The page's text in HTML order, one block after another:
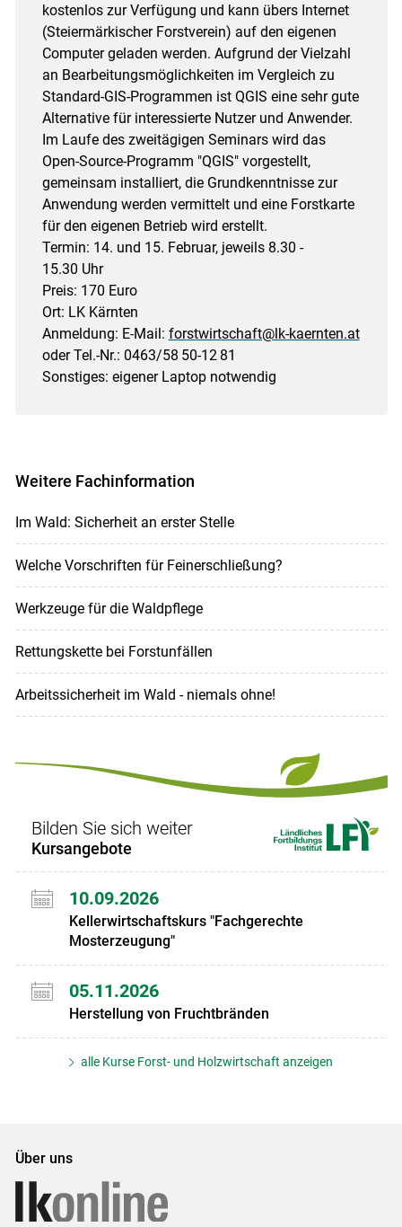
kostenlos zur Verfügung und kann übers Internet
(Steiermärkischer Forstverein) auf den eigenen
Computer geladen werden. Aufgrund der Vielzahl
an Bearbeitungsmöglichkeiten im Vergleich zu
Standard-GIS-Programmen ist QGIS eine sehr gute
Alternative für interessierte Nutzer und Anwender.
Im Laufe des zweitägigen Seminars wird das
Open-Source-Programm "QGIS" vorgestellt,
gemeinsam installiert, die Grundkenntnisse zur
Anwendung werden vermittelt und eine Forstkarte
für den eigenen Betrieb wird erstellt.
Termin: 14. und 15. Februar, jeweils 8.30 -
15.30 Uhr
Preis: 170 Euro
Ort: LK Kärnten
Anmeldung: E-Mail: forstwirtschaft@lk-kaernten.at
oder Tel.-Nr.: 0463/​58 50-12 81
Sonstiges: eigener Laptop notwendig
Weitere Fachinformation
Im Wald: Sicherheit an erster Stelle
Welche Vorschriften für Feinerschließung?
Werkzeuge für die Waldpflege
Rettungskette bei Forstunfällen
Arbeitssicherheit im Wald - niemals ohne!
Bilden Sie sich weiter
Kursangebote
10.09.2026
Kellerwirtschaftskurs "Fachgerechte
Mosterzeugung"
05.11.2026
Herstellung von Fruchtbränden
alle Kurse Forst- und Holzwirtschaft anzeigen
Über uns